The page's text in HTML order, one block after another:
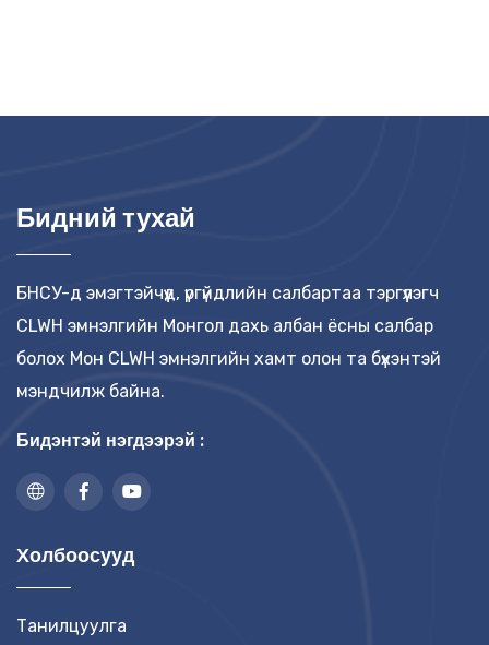
Бидний тухай
БНСУ-д эмэгтэйчүүд, үргүйдлийн салбартаа тэргүүлэгч
CLWH эмнэлгийн Монгол дахь албан ёсны салбар
болох Мон CLWH эмнэлгийн хамт олон та бүхэнтэй
мэндчилж байна.
Бидэнтэй нэгдээрэй :
Холбоосууд
Танилцуулга